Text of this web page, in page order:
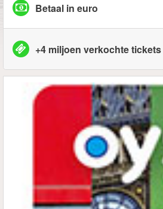
Betaal in euro
+4 miljoen verkochte tickets